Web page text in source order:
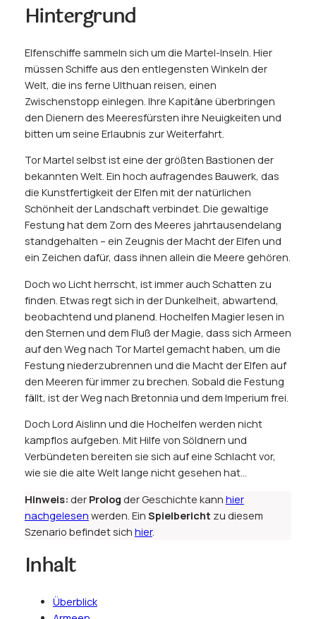
Hintergrund
Elfenschiffe sammeln sich um die Martel-Inseln. Hier
müssen Schiffe aus den entlegensten Winkeln der
Welt, die ins ferne Ulthuan reisen, einen
Zwischenstopp einlegen. Ihre Kapitäne überbringen
den Dienern des Meeresfürsten ihre Neuigkeiten und
bitten um seine Erlaubnis zur Weiterfahrt.
Tor Martel selbst ist eine der größten Bastionen der
bekannten Welt. Ein hoch aufragendes Bauwerk, das
die Kunstfertigkeit der Elfen mit der natürlichen
Schönheit der Landschaft verbindet. Die gewaltige
Festung hat dem Zorn des Meeres jahrtausendelang
standgehalten – ein Zeugnis der Macht der Elfen und
ein Zeichen dafür, dass ihnen allein die Meere gehören.
Doch wo Licht herrscht, ist immer auch Schatten zu
finden. Etwas regt sich in der Dunkelheit, abwartend,
beobachtend und planend. Hochelfen Magier lesen in
den Sternen und dem Fluß der Magie, dass sich Armeen
auf den Weg nach Tor Martel gemacht haben, um die
Festung niederzubrennen und die Macht der Elfen auf
den Meeren für immer zu brechen. Sobald die Festung
fällt, ist der Weg nach Bretonnia und dem Imperium frei.
Doch Lord Aislinn und die Hochelfen werden nicht
kampflos aufgeben. Mit Hilfe von Söldnern und
Verbündeten bereiten sie sich auf eine Schlacht vor,
wie sie die alte Welt lange nicht gesehen hat…
Hinweis: der Prolog der Geschichte kann hier
nachgelesen werden. Ein Spielbericht zu diesem
Szenario befindet sich hier.
Inhalt
Überblick